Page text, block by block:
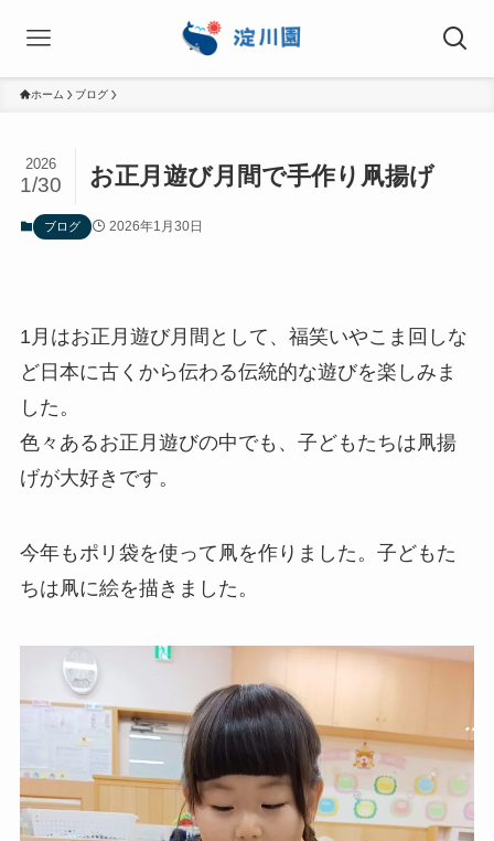
ホーム ブログ
お正月遊び月間で手作り凧揚げ
2026
1/30
ブログ 2026年1月30日
1月はお正月遊び月間として、福笑いやこま回しな
ど日本に古くから伝わる伝統的な遊びを楽しみま
した。
色々あるお正月遊びの中でも、子どもたちは凧揚
げが大好きです。
今年もポリ袋を使って凧を作りました。子どもた
ちは凧に絵を描きました。